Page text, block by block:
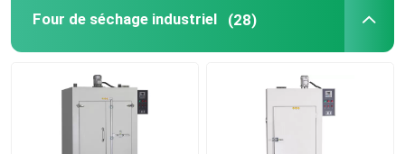
Four sécheur sous vide
Shaker Incubator orbital
Incubateur de CO2
Four de séchage industriel (28)